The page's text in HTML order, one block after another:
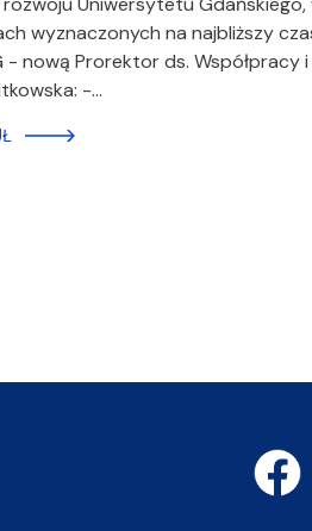
wyznaczonych na najbliższy
nową Prorektor ds. Współpracy
-…